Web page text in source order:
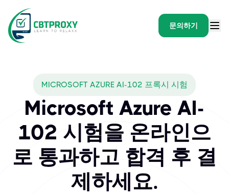
문의하기
MICROSOFT AZURE AI-102 프록시 시험
Microsoft Azure AI-
102 시험을 온라인으
로 통과하고 합격 후 결
제하세요.